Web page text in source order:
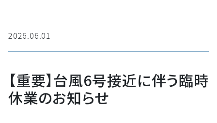
2026.06.01
【重要】台風6号接近に伴う臨時
休業のお知らせ